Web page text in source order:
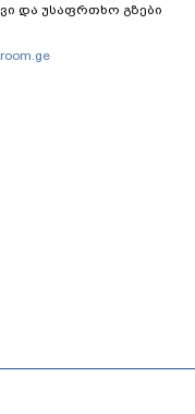
და უსაფრთხო გზები